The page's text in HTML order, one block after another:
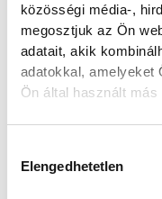
közösségi média-,
megosztjuk az Ön
adatait, akik
adatokkal, amelyeket
Ön által használt
Elengedhetetlen
SOROZAT
HAZAI
VENDÉG
IDŐPONT
EREDMÉNY